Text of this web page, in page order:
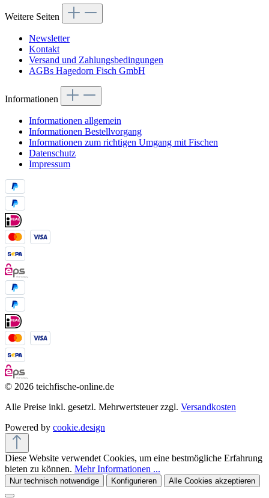
Weitere Seiten
Newsletter
Kontakt
Versand und Zahlungsbedingungen
AGBs Hagedorn Fisch GmbH
Informationen
Informationen allgemein
Informationen Bestellvorgang
Informationen zum richtigen Umgang mit Fischen
Datenschutz
Impressum
© 2026 teichfische-online.de
Alle Preise inkl. gesetzl. Mehrwertsteuer zzgl. Versandkosten
Powered by cookie.design
Diese Website verwendet Cookies, um eine bestmögliche Erfahrung
bieten zu können. Mehr Informationen ...
Nur technisch notwendige Konfigurieren Alle Cookies akzeptieren